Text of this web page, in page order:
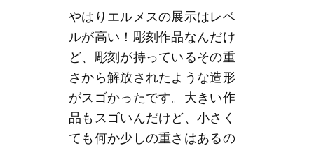
やはりエルメスの展示はレベ
ルが高い！彫刻作品なんだけ
ど、彫刻が持っているその重
さから解放されたような造形
がスゴかったです。大きい作
品もスゴいんだけど、小さく
ても何か少しの重さはあるの